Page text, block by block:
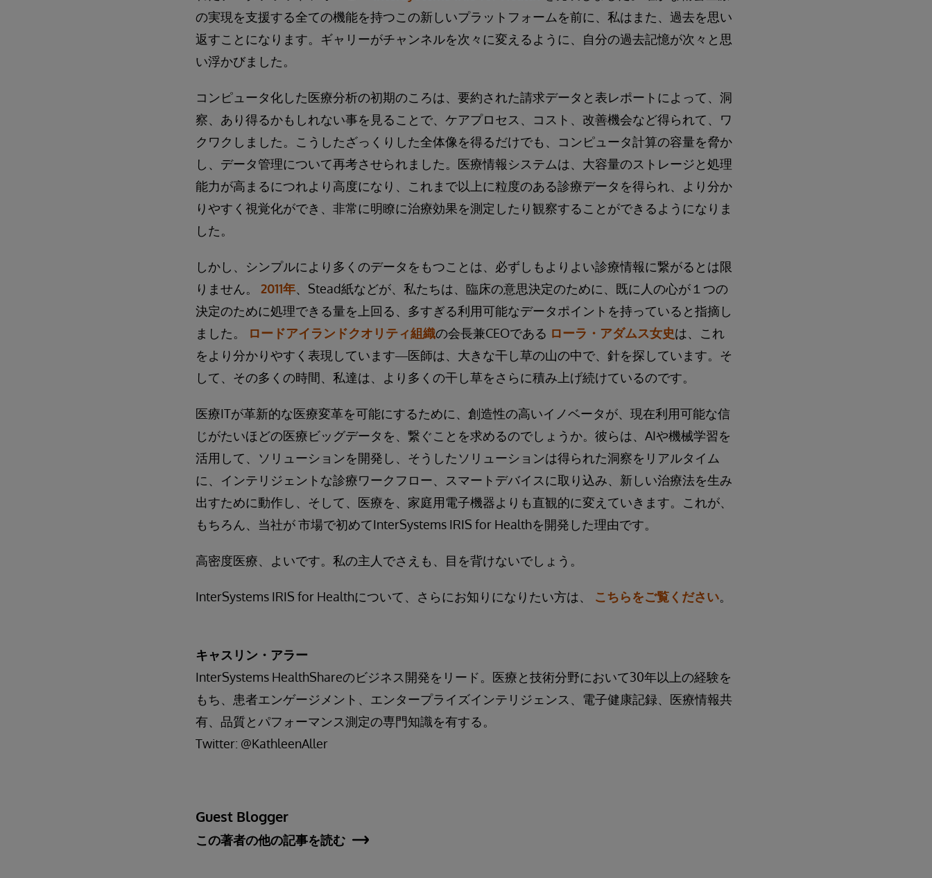
の実現を支援する全ての機能を持つこの新しいプラットフォームを前に、私はまた、過去を思い
返すことになります。ギャリーがチャンネルを次々に変えるように、自分の過去記憶が次々と思
い浮かびました。
コンピュータ化した医療分析の初期のころは、要約された請求データと表レポートによって、洞
察、あり得るかもしれない事を見ることで、ケアプロセス、コスト、改善機会など得られて、ワ
クワクしました。こうしたざっくりした全体像を得るだけでも、コンピュータ計算の容量を脅か
し、データ管理について再考させられました。医療情報システムは、大容量のストレージと処理
能力が高まるにつれより高度になり、これまで以上に粒度のある診療データを得られ、より分か
りやすく視覚化ができ、非常に明瞭に治療効果を測定したり観察することができるようになりま
した。
しかし、シンプルにより多くのデータをもつことは、必ずしもよりよい診療情報に繋がるとは限
りません。 2011年、Stead紙などが、私たちは、臨床の意思決定のために、既に人の心が１つの
決定のために処理できる量を上回る、多すぎる利用可能なデータポイントを持っていると指摘し
ました。
ロードアイランドクオリティ組織の会長兼CEOである ローラ・アダムス女史は、これ
をより分かりやすく表現しています―医師は、大きな干し草の山の中で、針を探しています。そ
して、その多くの時間、私達は、より多くの干し草をさらに積み上げ続けているのです。
医療ITが革新的な医療変革を可能にするために、創造性の高いイノベータが、現在利用可能な信
じがたいほどの医療ビッグデータを、繋ぐことを求めるのでしょうか。彼らは、AIや機械学習を
活用して、ソリューションを開発し、そうしたソリューションは得られた洞察をリアルタイム
に、インテリジェントな診療ワークフロー、スマートデバイスに取り込み、新しい治療法を生み
出すために動作し、そして、医療を、家庭用電子機器よりも直観的に変えていきます。これが、
もちろん、当社が 市場で初めてInterSystems IRIS for Healthを開発した理由です。
高密度医療、よいです。私の主人でさえも、目を背けないでしょう。
InterSystems IRIS for Healthについて、さらにお知りになりたい方は、 こちらをご覧ください。
キャスリン・アラー
InterSystems HealthShareのビジネス開発をリード。医療と技術分野において30年以上の経験を
もち、患者エンゲージメント、エンタープライズインテリジェンス、電子健康記録、医療情報共
有、品質とパフォーマンス測定の専門知識を有する。
Twitter: @KathleenAller
Guest Blogger
この著者の他の記事を読む